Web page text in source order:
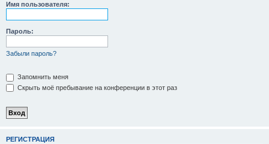
Имя пользователя:
Пароль:
Забыли пароль?
Запомнить меня
Скрыть моё пребывание на конференции в этот раз
РЕГИСТРАЦИЯ